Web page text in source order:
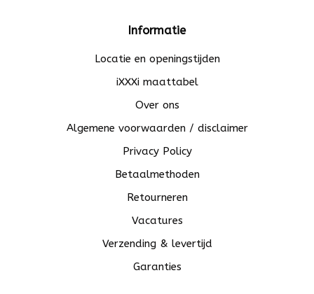
Informatie
Locatie en openingstijden
iXXXi maattabel
Over ons
Algemene voorwaarden / disclaimer
Privacy Policy
Betaalmethoden
Retourneren
Vacatures
Verzending & levertijd
Garanties